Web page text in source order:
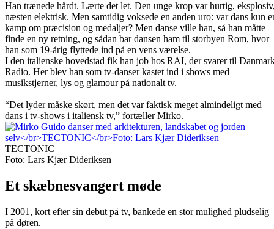
Han trænede hårdt. Lærte det let. Den unge krop var hurtig,
næsten elektrisk. Men samtidig voksede en anden uro: var dans kun
kamp om præcision og medaljer? Men danse ville han, så han måtte
finde en ny retning, og sådan bar dansen ham til storbyen Rom, hvor
han som 19-årig flyttede ind på en vens værelse.
I den italienske hovedstad fik han job hos RAI, der svarer til
Radio. Her blev han som tv-danser kastet ind i shows med
musikstjerner, lys og glamour på nationalt tv.
“Det lyder måske skørt, men det var faktisk meget almindeligt med
dans i tv-shows i italiensk tv,” fortæller Mirko.
TECTONIC
Foto: Lars Kjær Dideriksen
Et skæbnesvangert møde
I 2001, kort efter sin debut på tv, bankede en stor mulighed pludselig
på døren.